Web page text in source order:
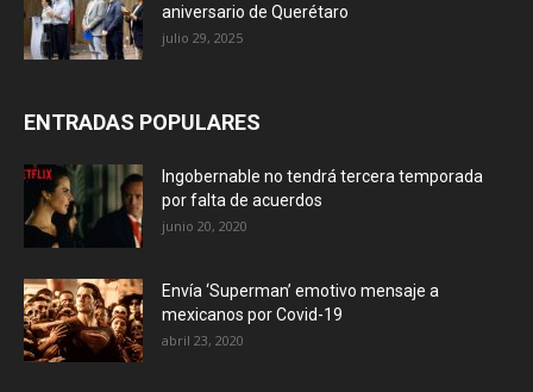
aniversario de Querétaro
julio 29, 2025
ENTRADAS POPULARES
Ingobernable no tendrá tercera temporada
por falta de acuerdos
junio 20, 2020
Envía ‘Superman’ emotivo mensaje a
mexicanos por Covid-19
abril 23, 2020